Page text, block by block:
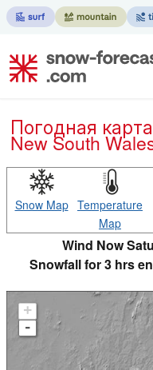
Погодная карта и состояние снега в
New South
Snow Map Temperature
Map
Wind Now
Snowfall for 3 hrs
+
-